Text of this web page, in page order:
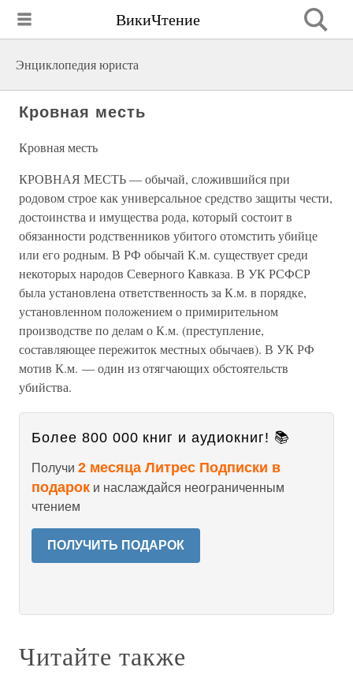
ВикиЧтение
Энциклопедия юриста
Кровная месть
Кровная месть
КРОВНАЯ МЕСТЬ — обычай, сложившийся при
родовом строе как универсальное средство защиты чести,
достоинства и имущества рода, который состоит в
обязанности родственников убитого отомстить убийце
или его родным. В РФ обычай К.м. существует среди
некоторых народов Северного Кавказа. В УК РСФСР
была установлена ответственность за К.м. в порядке,
установленном положением о примирительном
производстве по делам о К.м. (преступление,
составляющее пережиток местных обычаев). В УК РФ
мотив К.м. — один из отягчающих обстоятельств
убийства.
Более 800 000 книг и аудиокниг! 📚
Получи 2 месяца Литрес Подписки в
подарок и наслаждайся неограниченным
чтением
ПОЛУЧИТЬ ПОДАРОК
Читайте также